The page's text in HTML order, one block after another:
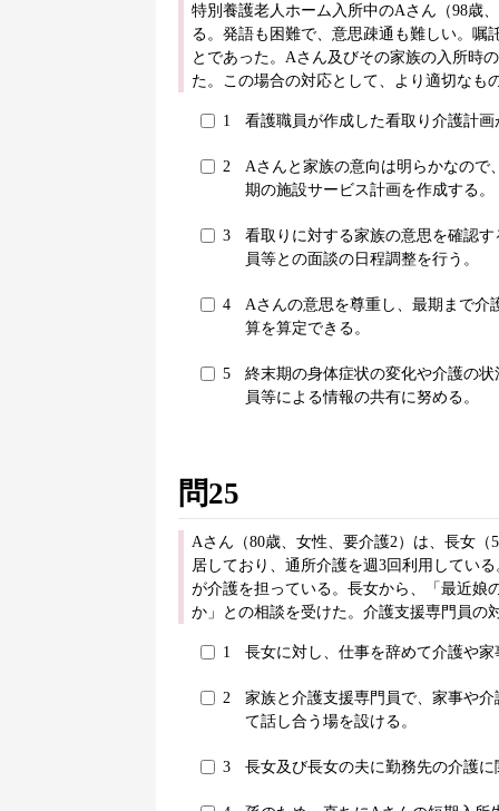
特別養護老人ホーム入所中のAさん（98歳
る。発語も困難で、意思疎通も難しい。嘱
とであった。Aさん及びその家族の入所時
た。この場合の対応として、より適切なも
1 看護職員が作成した看取り介護計
2
Aさんと家族の意向は明らかなので
期の施設サービス計画を作成する。
3
看取りに対する家族の意思を確認
員等との面談の日程調整を行う。
4
Aさんの意思を尊重し、最期まで介
算を算定できる。
5
終末期の身体症状の変化や介護の
員等による情報の共有に努める。
問25
Aさん（80歳、女性、要介護2）は、長女
居しており、通所介護を週3回利用してい
が介護を担っている。長女から、「最近娘
か」との相談を受けた。介護支援専門員の
1 長女に対し、仕事を辞めて介護や
2
家族と介護支援専門員で、家事や
て話し合う場を設ける。
3 長女及び長女の夫に勤務先の介護